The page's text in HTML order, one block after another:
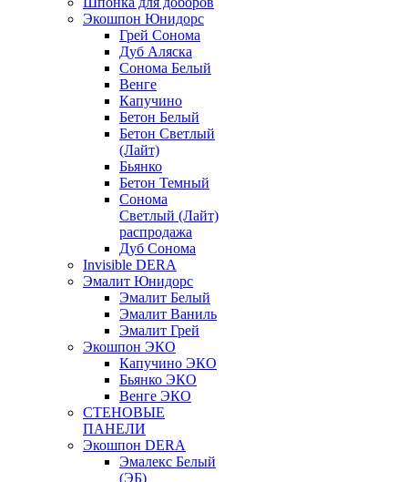
Экошпон Юнидорс
Грей Сонома
Дуб Аляска
Сонома Белый
Венге
Капучино
Бетон Белый
Бетон Светлый
(Лайт)
Бьянко
Бетон Темный
Сонома
Светлый (Лайт)
распродажа
Дуб Сонома
Invisible DERA
Эмалит Юнидорс
Эмалит Белый
Эмалит Ваниль
Эмалит Грей
Экошпон ЭКО
Капучино ЭКО
Бьянко ЭКО
Венге ЭКО
СТЕНОВЫЕ
ПАНЕЛИ
Экошпон DERA
Эмалекс Белый
(ЭБ)